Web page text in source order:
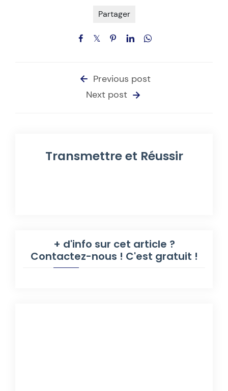
Partager
Previous post
Next post
Transmettre et Réussir
+ d'info sur cet article ?
Contactez-nous ! C'est gratuit !